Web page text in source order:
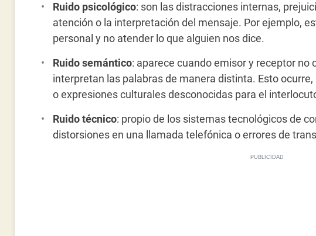
Ruido psicológico: son las distracciones internas,
atención o la interpretación del mensaje. Por ejemplo,
personal y no atender lo que alguien nos dice.
Ruido semántico: aparece cuando emisor y receptor
interpretan las palabras de manera distinta. Esto
o expresiones culturales desconocidas para el
Ruido técnico: propio de los sistemas tecnológicos de
distorsiones en una llamada telefónica o errores de